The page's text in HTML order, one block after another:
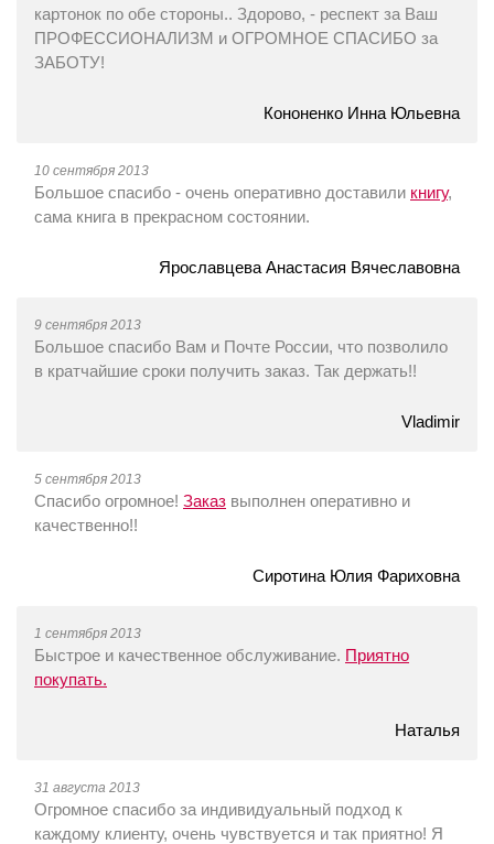
картонок по обе стороны.. Здорово, - респект за Ваш
ПРОФЕССИОНАЛИЗМ и ОГРОМНОЕ СПАСИБО за
ЗАБОТУ!
Кононенко Инна Юльевна
10 сентября 2013
Большое спасибо - очень оперативно доставили книгу,
сама книга в прекрасном состоянии.
Ярославцева Анастасия Вячеславовна
9 сентября 2013
Большое спасибо Вам и Почте России, что позволило
в кратчайшие сроки получить заказ. Так держать!!
Vladimir
5 сентября 2013
Спасибо огромное! Заказ выполнен оперативно и
качественно!!
Сиротина Юлия Фариховна
1 сентября 2013
Быстрое и качественное обслуживание. Приятно
покупать.
Наталья
31 августа 2013
Огромное спасибо за индивидуальный подход к
каждому клиенту, очень чувствуется и так приятно! Я